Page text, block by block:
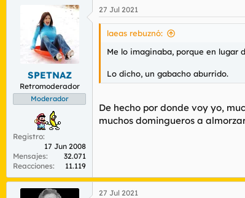
SPETNAZ
Retromoderador
Moderador
Registro
17 Jun 2008
Mensajes
32.071
Reacciones
11.119
27 Jul 2021
laeas rebuznó:
Me lo imaginaba, porque en lugar
Lo dicho, un gabacho aburrido.
De hecho por donde voy yo,
muchos domingueros a
27 Jul 2021